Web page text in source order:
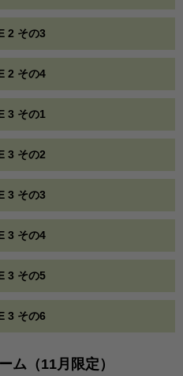
2 その3
2 その4
3 その1
3 その2
3 その3
3 その4
3 その5
3 その6
ム（11月限定）